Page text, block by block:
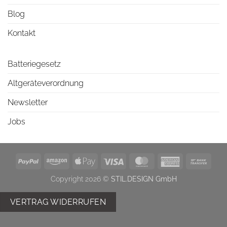
Blog
Kontakt
Batteriegesetz
Altgeräteverordnung
Newsletter
Jobs
PayPal Amazon Apple
Visa MasterCardAmerican
Copyright 2026 © STIL.DESIGN GmbH
VERTRAG WIDERRUFEN